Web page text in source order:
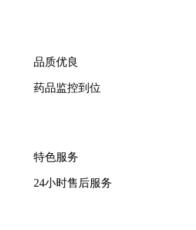
品质优良
药品监控到位
特色服务
24小时售后服务